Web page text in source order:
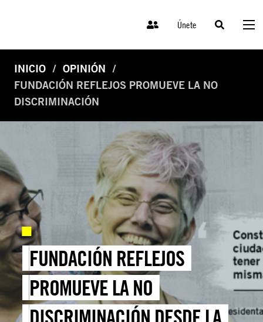
Únete
INICIO
OPINIÓN
FUNDACIÓN REFLEJOS PROMUEVE LA NO
DISCRIMINACIÓN
FUNDACIÓN REFLEJOS
PROMUEVE LA NO